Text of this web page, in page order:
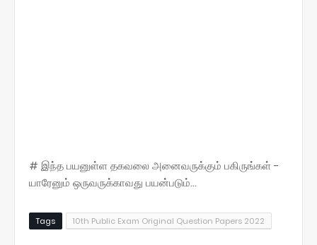
# இந்த பயனுள்ள தகவலை அனைவருக்கும் பகிருங்கள் -
யாரேனும் ஒருவருக்காவது பயன்படும்...
Tags 10th Public Exam Original Question Papers 2022